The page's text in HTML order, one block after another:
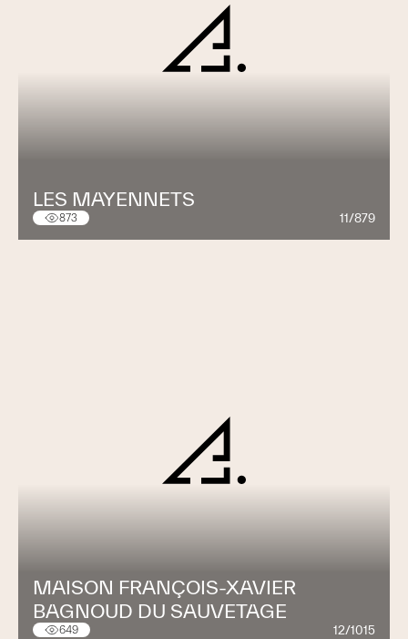
LES MAYENNETS
873 11/879
MAISON FRANÇOIS-XAVIER
BAGNOUD DU SAUVETAGE
649 12/1015